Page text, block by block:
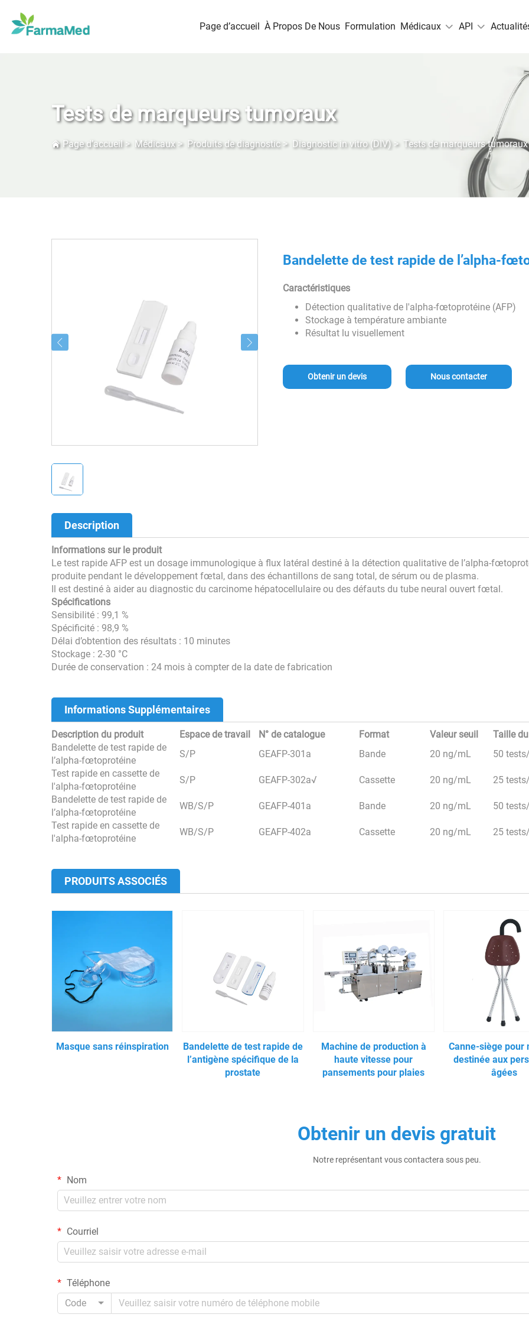
Page d’accueil À Propos De Nous Formulation Médicaux API
Tests de marqueurs tumoraux
Page d’accueil> Médicaux> Produits de diagnostic> Diagnostic in vitro (DIV)> Tests de marqueurs tumoraux
Bandelette de test rapide de l’alpha-
Caractéristiques
Détection qualitative de l'alpha-fœtoprotéine (AFP)
Stockage à température ambiante
Résultat lu visuellement
Obtenir un devis Nous contacter
Description
Informations sur le produit
Le test rapide AFP est un dosage immunologique à flux latéral destiné à la détection qualitative de l’alpha-
produite pendant le développement fœtal, dans des échantillons de sang total, de sérum ou de plasma.
Il est destiné à aider au diagnostic du carcinome hépatocellulaire ou des défauts du tube neural ouvert fœtal.
Spécifications
Sensibilité : 99,1 %
Spécificité : 98,9 %
Délai d’obtention des résultats : 10 minutes
Stockage : 2-30 °C
Durée de conservation : 24 mois à compter de la date de fabrication
Informations Supplémentaires
Description du produit Espace de travail N° de catalogue Format Valeur seuil
Taille
Bandelette de test rapide de
l’alpha-fœtoprotéine
S/P GEAFP-301a Bande 20 ng/mL
50
Test rapide en cassette de
l'alpha-fœtoprotéine
S/P GEAFP-302a√ Cassette 20 ng/mL
25
Bandelette de test rapide de
l’alpha-fœtoprotéine
WB/S/P GEAFP-401a Bande 20 ng/mL
50
Test rapide en cassette de
l'alpha-fœtoprotéine
WB/S/P GEAFP-402a Cassette 20 ng/mL 25
PRODUITS ASSOCIÉS
Masque sans réinspiration
Bandelette de test rapide de
l’antigène spécifique de la
prostate
Machine de production à
haute vitesse pour
pansements pour plaies
Canne-siège pour
destinée aux
âgées
Obtenir un devis gratuit
Notre représentant vous contactera sous peu.
Nom
Courriel
Téléphone
Code